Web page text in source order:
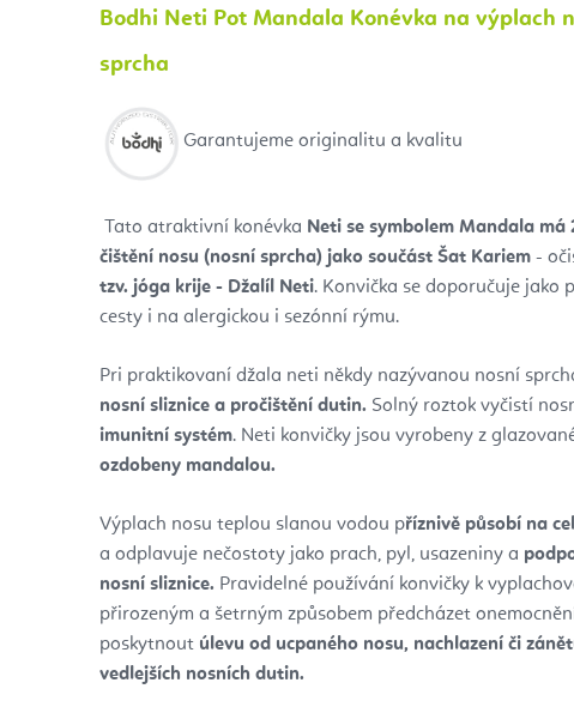
Bodhi Neti Pot Mandala Konévka na výplach
sprcha
Garantujeme originalitu a kvalitu
Tato atraktivní konévka Neti se symbolem Mandala má
čištění nosu (nosní sprcha) jako součást Šat Kariem -
tzv. jóga krije - Džalíl Neti. Konvička se doporučuje jako
cesty i na alergickou i sezónní rýmu.
Pri praktikovaní džala neti někdy nazývanou nosní
nosní sliznice a pročištění dutin. Solný roztok vyčistí
imunitní systém. Neti konvičky jsou vyrobeny z
ozdobeny mandalou.
Výplach nosu teplou slanou vodou příznivě působí na
a odplavuje nečostoty jako prach, pyl, usazeniny a
nosní sliznice. Pravidelné používání konvičky k
přirozeným a šetrným způsobem předcházet
poskytnout úlevu od ucpaného nosu, nachlazení či
vedlejších nosních dutin.